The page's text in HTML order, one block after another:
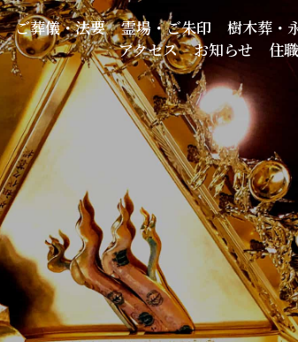
ご葬儀・法要 霊場・ご朱印 樹木葬・
アクセス
お知らせ 住